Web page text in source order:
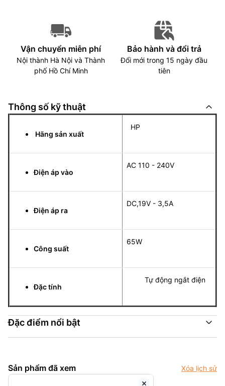
Vận chuyển miễn phí
Nội thành Hà Nội và Thành
phố Hồ Chí Minh
Bảo hành và đổi trả
Đổi mới trong 15 ngày đầu
tiên
Thông số kỹ thuật
Hãng sản xuất
HP
Điện áp vào
AC 110 - 240V
Điện áp ra
DC,19V - 3,5A
Công suất
65W
Đặc tính
Tự động ngắt điện
Đặc điểm nổi bật
Sản phẩm đã xem Xóa lịch sử